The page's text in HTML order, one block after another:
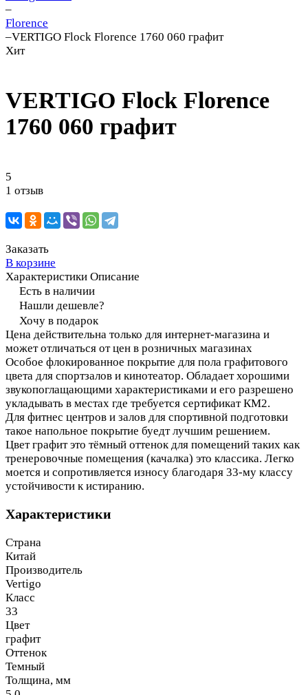
–
Florence
–VERTIGO Flock Florence 1760 060 графит
Хит
VERTIGO Flock Florence
1760 060 графит
5
1 отзыв
Заказать
В корзине
Характеристики Описание
Есть в наличии
Нашли дешевле?
Хочу в подарок
Цена действительна только для интернет-магазина и
может отличаться от цен в розничных магазинах
Особое флокированное покрытие для пола графитового
цвета для спортзалов и кинотеатор. Обладает хорошими
звукопоглащающими характеристиками и его разрешено
укладывать в местах где требуется сертификат КМ2.
Для фитнес центров и залов для спортивной подготовки
такое напольное покрытие буедт лучшим решением.
Цвет графит это тёмный оттенок для помещений таких как
тренеровочные помещения (качалка) это классика. Легко
моется и сопротивляется износу благодаря 33-му классу
устойчивости к истиранию.
Характеристики
Страна
Китай
Производитель
Vertigo
Класс
33
Цвет
графит
Оттенок
Темный
Толщина, мм